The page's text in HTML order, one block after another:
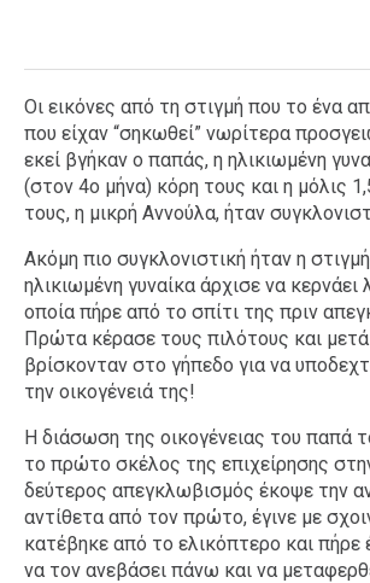
Οι εικόνες από τη στιγμή που το ένα
που είχαν “σηκωθεί” νωρίτερα
εκεί βγήκαν ο παπάς, η ηλικιωμένη
(στον 4ο μήνα) κόρη τους και η μόλις
τους, η μικρή Αννούλα, ήταν
Ακόμη πιο συγκλονιστική ήταν η
ηλικιωμένη γυναίκα άρχισε να κερνάει
οποία πήρε από το σπίτι της πριν
Πρώτα κέρασε τους πιλότους και
βρίσκονταν στο γήπεδο για να
την οικογένειά της!
Η διάσωση της οικογένειας του παπά
το πρώτο σκέλος της επιχείρησης
δεύτερος απεγκλωβισμός έκοψε την
αντίθετα από τον πρώτο, έγινε με
κατέβηκε από το ελικόπτερο και πήρε
να τον ανεβάσει πάνω και να